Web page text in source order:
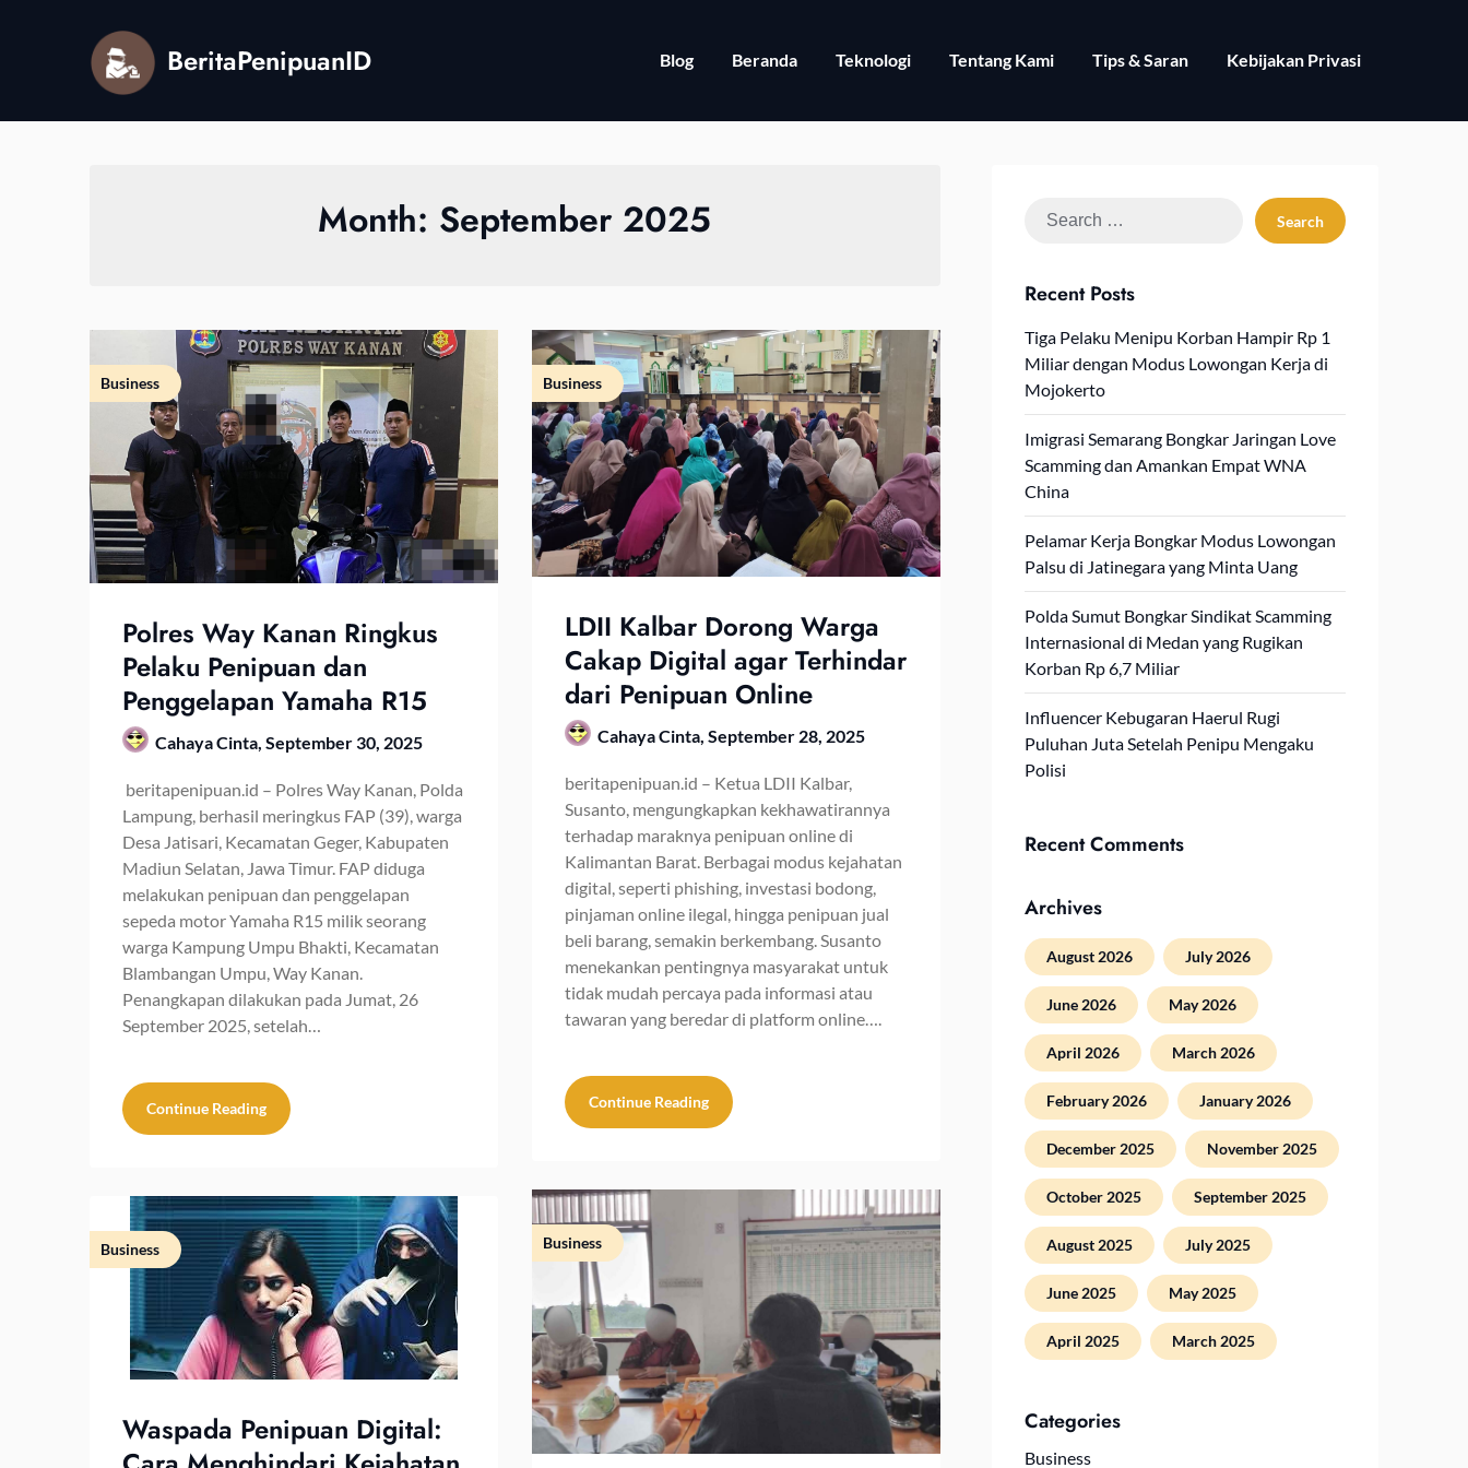
BeritaPenipuanID Blog Beranda Teknologi Tentang Kami Tips & Saran Kebijakan Privasi
Month: September 2025
Business
Polres Way Kanan Ringkus
Pelaku Penipuan dan
Penggelapan Yamaha R15
Cahaya Cinta, September 30, 2025
beritapenipuan.id – Polres Way Kanan, Polda
Lampung, berhasil meringkus FAP (39), warga
Desa Jatisari, Kecamatan Geger, Kabupaten
Madiun Selatan, Jawa Timur. FAP diduga
melakukan penipuan dan penggelapan
sepeda motor Yamaha R15 milik seorang
warga Kampung Umpu Bhakti, Kecamatan
Blambangan Umpu, Way Kanan.
Penangkapan dilakukan pada Jumat, 26
September 2025, setelah…
Continue Reading
Business
Waspada Penipuan Digital:
Business
LDII Kalbar Dorong Warga
Cakap Digital agar Terhindar
dari Penipuan Online
Cahaya Cinta, September 28, 2025
beritapenipuan.id – Ketua LDII Kalbar,
Susanto, mengungkapkan kekhawatirannya
terhadap maraknya penipuan online di
Kalimantan Barat. Berbagai modus kejahatan
digital, seperti phishing, investasi bodong,
pinjaman online ilegal, hingga penipuan jual
beli barang, semakin berkembang. Susanto
menekankan pentingnya masyarakat untuk
tidak mudah percaya pada informasi atau
tawaran yang beredar di platform online….
Continue Reading
Business
Search
Recent Posts
Tiga Pelaku Menipu Korban Hampir Rp 1
Miliar dengan Modus Lowongan Kerja di
Mojokerto
Imigrasi Semarang Bongkar Jaringan Love
Scamming dan Amankan Empat WNA
China
Pelamar Kerja Bongkar Modus Lowongan
Palsu di Jatinegara yang Minta Uang
Polda Sumut Bongkar Sindikat Scamming
Internasional di Medan yang Rugikan
Korban Rp 6,7 Miliar
Influencer Kebugaran Haerul Rugi
Puluhan Juta Setelah Penipu Mengaku
Polisi
Recent Comments
Archives
August 2026 July 2026
June 2026 May 2026
April 2026 March 2026
February 2026 January 2026
December 2025 November 2025
October 2025 September 2025
August 2025 July 2025
June 2025 May 2025
April 2025 March 2025
Categories
Business